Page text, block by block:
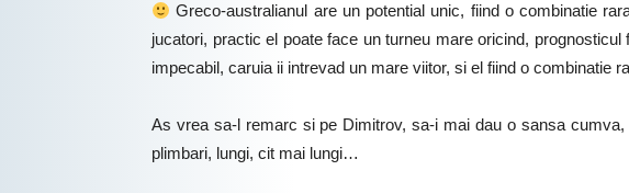
Greco-australianul are un potential unic, fiind o combinatie
jucatori, practic el poate face un turneu mare oricind,
impecabil, caruia ii intrevad un mare viitor, si el fiind o combinatie
As vrea sa-l remarc si pe Dimitrov, sa-i mai dau o sansa
plimbari, lungi, cit mai lungi…